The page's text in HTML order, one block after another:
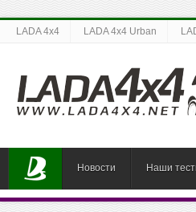
LADA 4x4 LADA 4x4 Urban
Новости Наши